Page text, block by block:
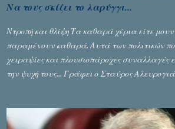
Να τους σκίζει το λαρύγγι...
Ντροπή και θλίψη Τα καθαρά χέρια είτε
παραμένουν καθαρά. Αυτά των πολιτικών
χειραψίες και πλουσιοπάροχες συναλλαγές
την ψυχή τους... Γράφει ο Σταύρος